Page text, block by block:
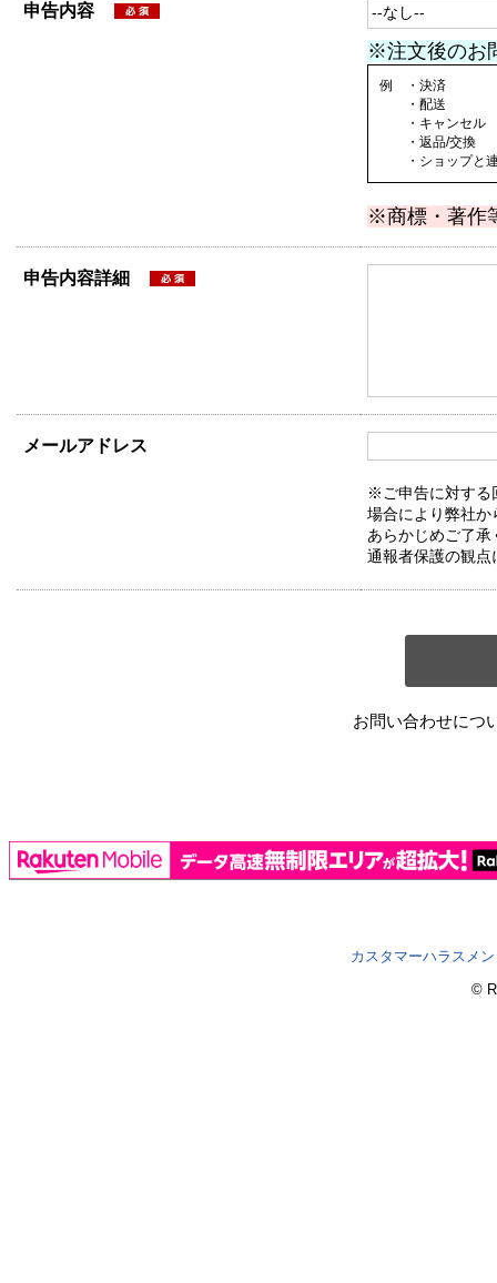
申告内容
※注文後のお
例 ・決済
・配送
・キャンセル
・返品/交換
・ショップと連
※商標・著作
申告内容詳細
メールアドレス
※ご申告に対する
場合により弊社か
あらかじめご了承
通報者保護の観点
お問い合わせにつ
カスタマーハラスメ
©